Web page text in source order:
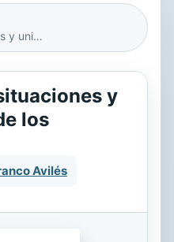
Diversidad de situaciones y universalidad de los derechos
y
los
Avilés